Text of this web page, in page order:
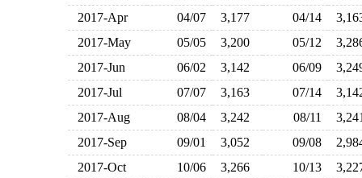
2017-Apr
04/07 3,177 04/14
2017-May
05/05 3,200 05/12
2017-Jun
06/02 3,142 06/09
2017-Jul
07/07 3,163 07/14
2017-Aug
08/04 3,242 08/11
2017-Sep
09/01 3,052 09/08
2017-Oct
10/06 3,266 10/13